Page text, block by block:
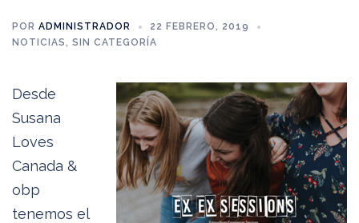
POR ADMINISTRADOR
22 FEBRERO, 2019
NOTICIAS, SIN CATEGORÍA
Desde
Susana
Loves
Canada &
obp
tenemos el